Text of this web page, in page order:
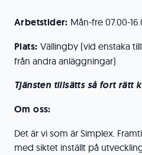
Arbetstider: Mån-fre 07.00-
Plats: Vällingby (vid enstaka
från andra anläggningar)
Tjänsten tillsätts så fort rätt
Om oss:
Det är vi som är Simplex.
med siktet inställt på